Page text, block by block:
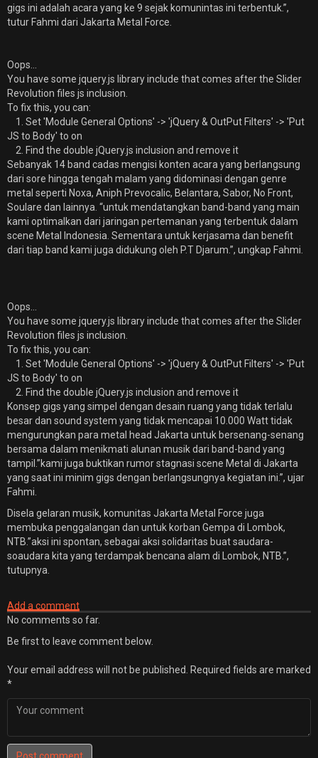
gigs ini adalah acara yang ke 9 sejak komunintas ini terbentuk.”,
tutur Fahmi dari Jakarta Metal Force.
Oops...
You have some jquery.js library include that comes after the Slider
Revolution files js inclusion.
To fix this, you can:
1. Set 'Module General Options' -> 'jQuery & OutPut Filters' -> 'Put
JS to Body' to on
2. Find the double jQuery.js inclusion and remove it
Sebanyak 14 band cadas mengisi konten acara yang berlangsung
dari sore hingga tengah malam yang didominasi dengan genre
metal seperti Noxa, Aniph Prevocalic, Belantara, Sabor, No Front,
Soulare dan lainnya. “untuk mendatangkan band-band yang main
kami optimalkan dari jaringan pertemanan yang terbentuk dalam
scene Metal Indonesia. Sementara untuk kerjasama dan benefit
dari tiap band kami juga didukung oleh P.T Djarum.”, ungkap Fahmi.
Oops...
You have some jquery.js library include that comes after the Slider
Revolution files js inclusion.
To fix this, you can:
1. Set 'Module General Options' -> 'jQuery & OutPut Filters' -> 'Put
JS to Body' to on
2. Find the double jQuery.js inclusion and remove it
Konsep gigs yang simpel dengan desain ruang yang tidak terlalu
besar dan sound system yang tidak mencapai 10.000 Watt tidak
mengurungkan para metal head Jakarta untuk bersenang-senang
bersama dalam menikmati alunan musik dari band-band yang
tampil.”kami juga buktikan rumor stagnasi scene Metal di Jakarta
yang saat ini minim gigs dengan berlangsungnya kegiatan ini.”, ujar
Fahmi.
Disela gelaran musik, komunitas Jakarta Metal Force juga
membuka penggalangan dan untuk korban Gempa di Lombok,
NTB.”aksi ini spontan, sebagai aksi solidaritas buat saudara-
soaudara kita yang terdampak bencana alam di Lombok, NTB.”,
tutupnya.
Add a comment
No comments so far.
Be first to leave comment below.
Your email address will not be published.
Required fields are marked
*